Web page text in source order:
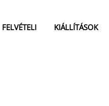
FELVÉTELI KIÁLLÍTÁSOK